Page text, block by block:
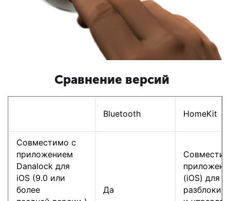
Сравнение версий
Bluetooth HomeKit
Совместимо с
приложением
Danalock для
iOS (9.0 или
более
Да
(iOS) для